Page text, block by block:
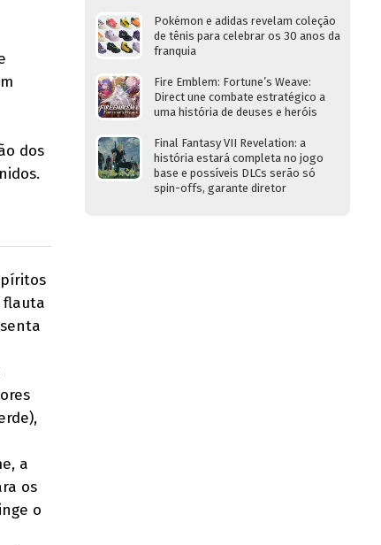
dos
flauta
a
os
o
Pokémon e adidas revelam coleção
de tênis para celebrar os 30 anos da
franquia
Fire Emblem: Fortune’s Weave:
Direct une combate estratégico a
uma história de deuses e heróis
Final Fantasy VII Revelation: a
história estará completa no jogo
base e possíveis DLCs serão só
spin-offs, garante diretor